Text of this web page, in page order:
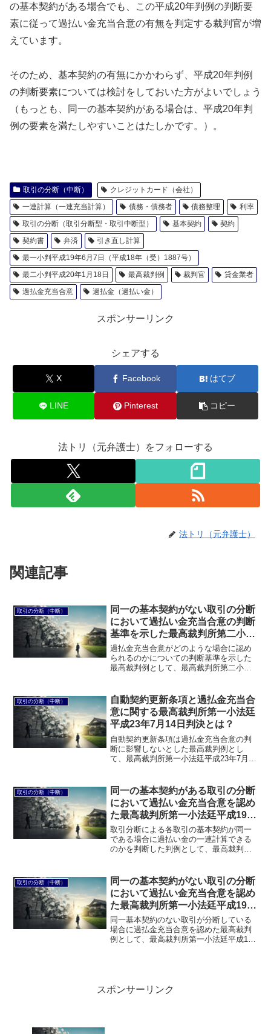
の基本契約がある場合でも、この平成20年判例の判断要
素に従って過払い金充当合意の有無を判定する裁判官が増
えています。
そのため、基本契約の有無にかかわらず、平成20年判例
の判断要素については検討をしておいた方がよいでしょう
（もっとも、同一の基本契約がある場合は、平成20年判
例の要素を満たしやすいことはたしかです。）。
取引の分断（中断）
クレジットカード（会社）
一連計算（一連充当計算）
債務・債務者 債務整理
利率
取引の分断（取引分断型・取引中断型）
基本契約
契約
契約書
弁済
引き直し計算
最一小判平成19年6月7日（平成18年（受）1887号）
最二小判平成20年1月18日
最高裁判例 裁判官
貸金業者
過払金充当合意
過払金（過払い金）
スポンサーリンク
シェアする
X Facebook はてブ
LINE Pinterest コピー
法トリ（元弁護士）をフォローする
法トリ（元弁護士）
関連記事
取引の分断（中断）
同一の基本契約がない取引の分断
において過払い金充当合意の判断
基準を示した最高裁判所第二小法
廷平成20年1月18日判決とは？
過払金充当合意がどのような場合に認め
られるのかについての判断基準を示した
最高裁判例として、最高裁判所第二小法
20年1月18日判決について説明します。
取引の分断（中断）
自動契約更新条項と過払金充当合
意に関する最高裁判所第一小法廷
平成23年7月14日判決とは？
自動契約更新条項は過払金充当合意の判
断に影響しないとした最高裁判例とし
て、最高裁判所第一小法廷平成23年7月14
について説明します。
取引の分断（中断）
同一の基本契約がある取引の分断
において過払い金充当合意を認め
た最高裁判所第一小法廷平成19年
6月7日判決（平成18年（受）第
1887号）とは？
取引分断による各取引の基本契約が同一
である場合に過払い金の一連計算できる
のかを判断した判例として、最高裁判所
判所第一小法廷平成19年6月7日判決につ
いて説明します。
取引の分断（中断）
同一の基本契約がない取引の分断
において過払い金充当合意を認め
た最高裁判所第一小法廷平成19年
7月19日判決とは？
同一基本契約のない取引が分断している
場合に過払金充当合意を認めた最高裁判
例として、最高裁判所第一小法廷平成19
スポンサーリンク